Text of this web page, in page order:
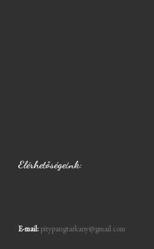
Elérhetőségeink:
E-mail:pitypangtarkany@gmail.com